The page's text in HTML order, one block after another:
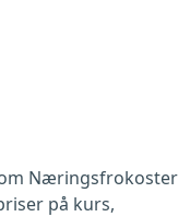
Næringsfrokoster
på kurs,